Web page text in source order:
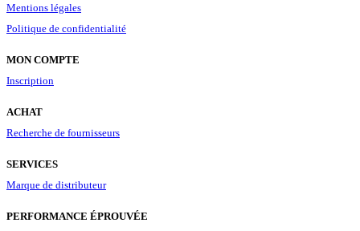
Mentions légales
Politique de confidentialité
MON COMPTE
Inscription
ACHAT
Recherche de fournisseurs
SERVICES
Marque de distributeur
PERFORMANCE ÉPROUVÉE